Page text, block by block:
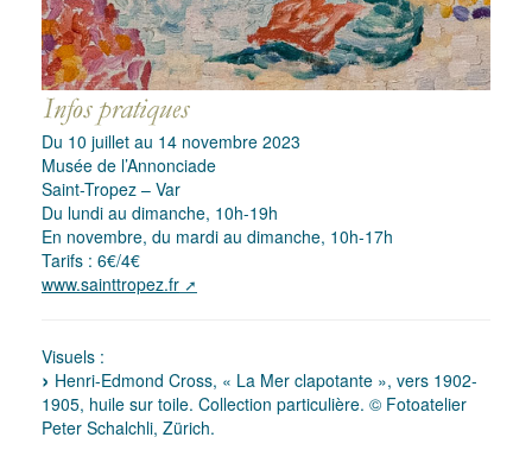
Du 10 juillet au 14 novembre 2023
Musée de l’Annonciade
Saint-Tropez – Var
Du lundi au dimanche, 10h-19h
En novembre, du mardi au dimanche, 10h-17h
Tarifs : 6€/4€
www.sainttropez.fr
Visuels :
Henri-Edmond Cross, « La Mer clapotante », vers 1902-
1905, huile sur toile. Collection particulière. © Fotoatelier
Peter Schalchli, Zürich.